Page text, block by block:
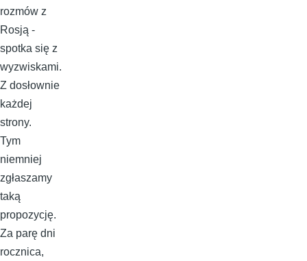
rozmów z
Rosją -
spotka się z
wyzwiskami.
Z dosłownie
każdej
strony.
Tym
niemniej
zgłaszamy
taką
propozycję.
Za parę dni
rocznica,